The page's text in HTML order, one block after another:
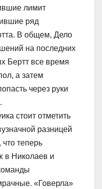
лимит
ряд
В общем, Дело
на последних
Бертт все время
а затем
через руки
стоит отметить
разницей
теперь
в Николаев и
«Говерла»